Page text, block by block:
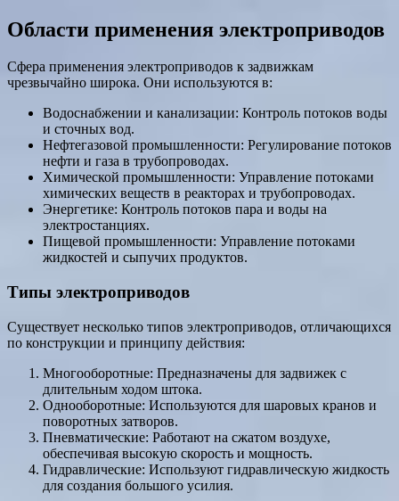
Области применения электроприводов
Сфера применения электроприводов к задвижкам
чрезвычайно широка. Они используются в:
Водоснабжении и канализации: Контроль потоков воды
и сточных вод.
Нефтегазовой промышленности: Регулирование потоков
нефти и газа в трубопроводах.
Химической промышленности: Управление потоками
химических веществ в реакторах и трубопроводах.
Энергетике: Контроль потоков пара и воды на
электростанциях.
Пищевой промышленности: Управление потоками
жидкостей и сыпучих продуктов.
Типы электроприводов
Существует несколько типов электроприводов, отличающихся
по конструкции и принципу действия:
Многооборотные: Предназначены для задвижек с
длительным ходом штока.
Однооборотные: Используются для шаровых кранов и
поворотных затворов.
Пневматические: Работают на сжатом воздухе,
обеспечивая высокую скорость и мощность.
Гидравлические: Используют гидравлическую жидкость
для создания большого усилия.